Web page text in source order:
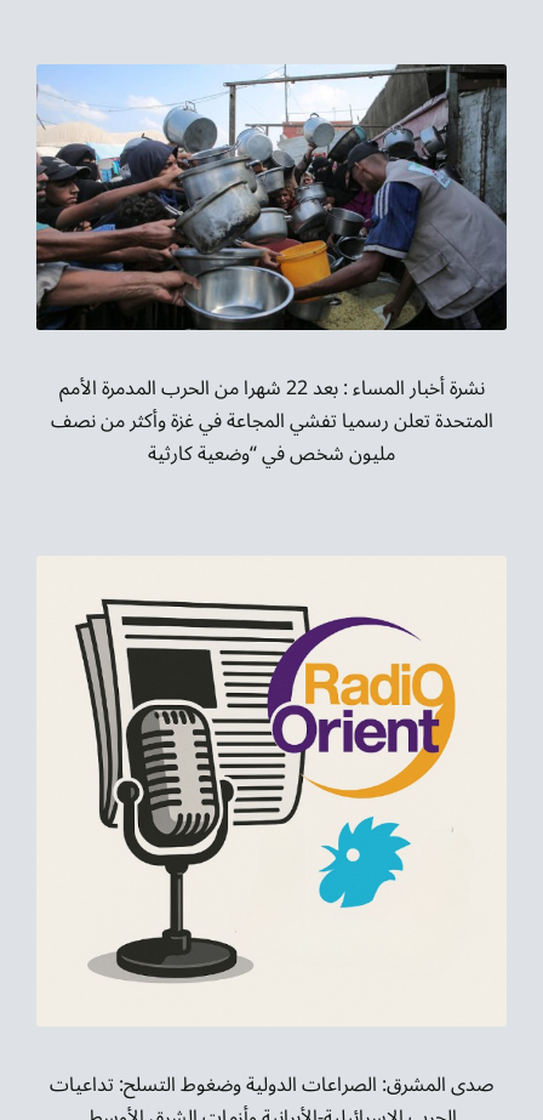
نشرة أخبار المساء : بعد 22 شهرا من الحرب المدمرة الأمم
المتحدة تعلن رسميا تفشي المجاعة في غزة وأكثر من نصف
مليون شخص في “وضعية كارثية
صدى المشرق: الصراعات الدولية وضغوط التسلح: تداعيات